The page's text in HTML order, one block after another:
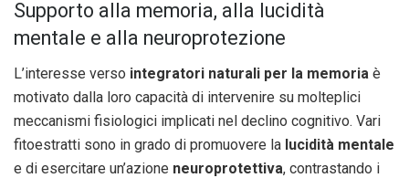
Supporto alla memoria, alla lucidità
mentale e alla neuroprotezione
L’interesse verso integratori naturali per la memoria è
motivato dalla loro capacità di intervenire su molteplici
meccanismi fisiologici implicati nel declino cognitivo. Vari
fitoestratti sono in grado di promuovere la lucidità mentale
e di esercitare un’azione neuroprotettiva, contrastando i